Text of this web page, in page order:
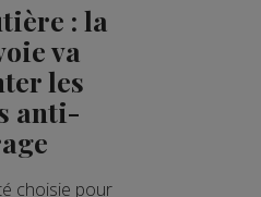
: la
va
les
anti-
choisie pour